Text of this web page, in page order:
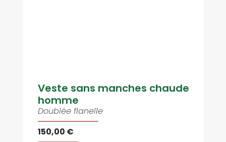
Veste sans manches chaude
homme
Doublée flanelle
150,00 €